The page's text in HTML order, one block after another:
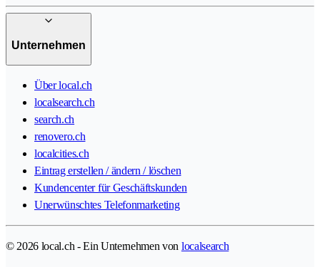
Unternehmen
Über local.ch
localsearch.ch
search.ch
renovero.ch
localcities.ch
Eintrag erstellen / ändern / löschen
Kundencenter für Geschäftskunden
Unerwünschtes Telefonmarketing
© 2026 local.ch - Ein Unternehmen von localsearch